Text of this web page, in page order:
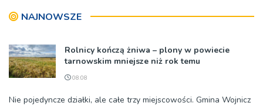
NAJNOWSZE
Rolnicy kończą żniwa – plony w powiecie
tarnowskim mniejsze niż rok temu
08:08
Nie pojedyncze działki, ale całe trzy miejscowości. Gmina Wojnicz